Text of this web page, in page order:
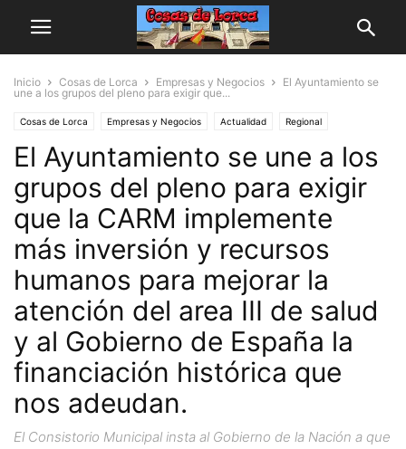
Inicio Cosas de Lorca Empresas y Negocios
El Ayuntamiento se
une a los grupos del pleno para exigir que...
Cosas de Lorca Empresas y Negocios Actualidad Regional
El Ayuntamiento se une a los
grupos del pleno para exigir
que la CARM implemente
más inversión y recursos
humanos para mejorar la
atención del area III de salud
y al Gobierno de España la
financiación histórica que
nos adeudan.
El Consistorio Municipal insta al Gobierno de la Nación a que